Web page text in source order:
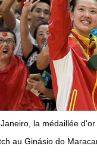
la médaillée
au Ginásio do